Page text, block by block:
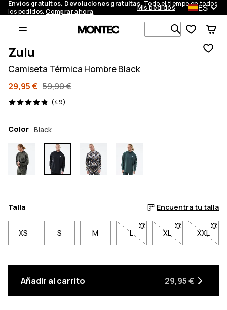
Envíos gratuitos. Devoluciones gratuitas.Todo el tiempo en todos
los pedidos.Comprar ahora Mis pedidos ES
Busca en
Zulu
Camiseta Térmica Hombre Black
29,95 € 59,90 €
(49)
49 opiniones, 4.9/5
Color Black
Talla Encuentra tu talla
XS S M L- Talla L no disponible. Haz
XL- Talla XL no
XXL- Talla
Añadir al carrito 29,95 €